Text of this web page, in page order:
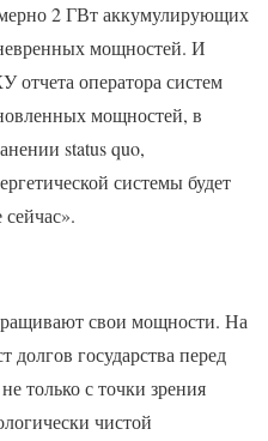
2 ГВт аккумулирующих
мощностей. И
оператора систем
мощностей, в
status quo,
системы будет
свои мощности. На
долгов государства перед
только с точки зрения
чистой